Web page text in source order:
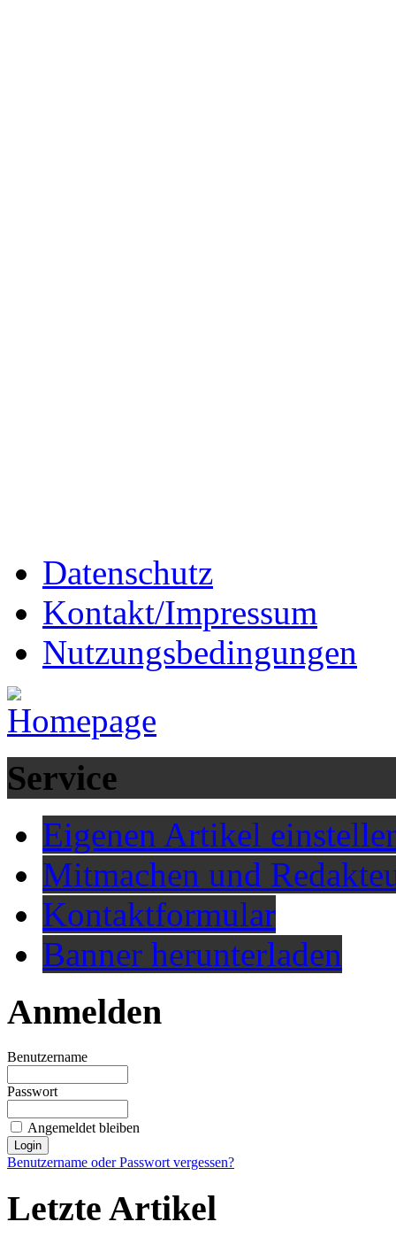
Datenschutz
Kontakt/Impressum
Nutzungsbedingungen
Service
Eigenen Artikel
Mitmachen und
Kontaktformular
Banner herunterladen
Anmelden
Benutzername
Passwort
Angemeldet bleiben
Benutzername oder Passwort vergessen?
Letzte Artikel